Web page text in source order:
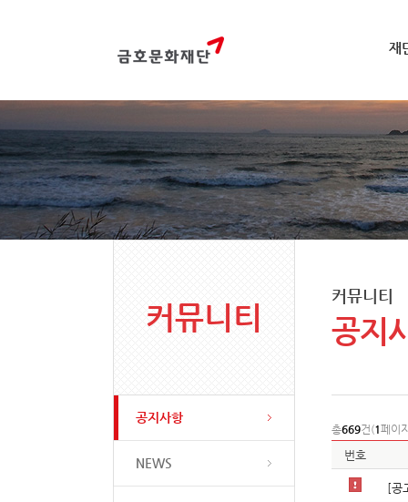
재
커뮤니티
공지사항
NEWS
커뮤니티
공지
총669건(1페이
번호
[공